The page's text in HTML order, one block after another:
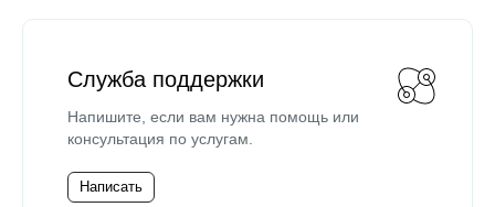
Служба поддержки
Напишите, если вам нужна помощь или
консультация по услугам.
Написать